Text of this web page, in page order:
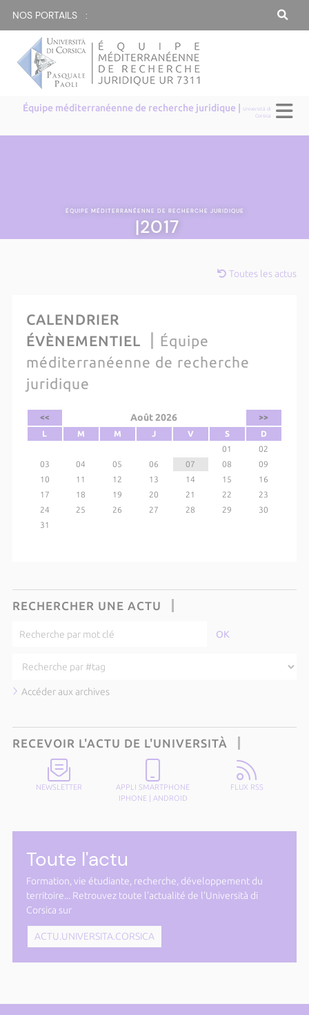
NOS PORTAILS :
Équipe méditerranéenne de recherche juridique |Università di
Corsica
ÉQUIPE MÉDITERRANÉENNE DE RECHERCHE JURIDIQUE
|2017
Toutes les actus
CALENDRIER
ÉVÈNEMENTIEL
Équipe
méditerranéenne de recherche
juridique
<< Août 2026
>>
L
M M J V S
D
01
02
03
04 05 06 07 08
09
10
11 12 13 14 15
16
17
18 19 20 21 22
23
24
25 26 27 28 29
30
31
RECHERCHER UNE ACTU
Accéder aux archives
RECEVOIR L'ACTU DE L'UNIVERSITÀ
NEWSLETTER
APPLI SMARTPHONE
IPHONE
ANDROID
FLUX RSS
Toute l'actu
Formation, vie étudiante, recherche, développement du
territoire... Retrouvez toute l'actualité de l'Università di
Corsica sur
ACTU.UNIVERSITA.CORSICA